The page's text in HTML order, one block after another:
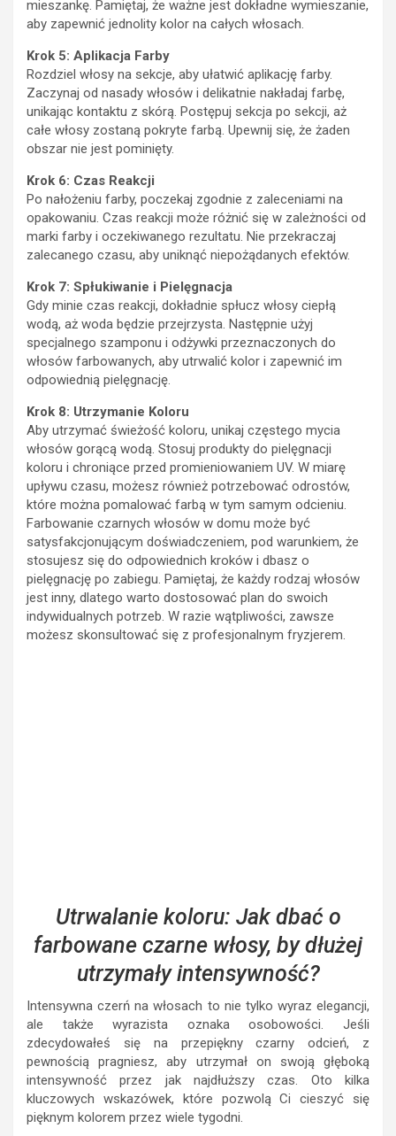
mieszankę. Pamiętaj, że ważne jest dokładne wymieszanie,
aby zapewnić jednolity kolor na całych włosach.
Krok 5: Aplikacja Farby
Rozdziel włosy na sekcje, aby ułatwić aplikację farby.
Zaczynaj od nasady włosów i delikatnie nakładaj farbę,
unikając kontaktu z skórą. Postępuj sekcja po sekcji, aż
całe włosy zostaną pokryte farbą. Upewnij się, że żaden
obszar nie jest pominięty.
Krok 6: Czas Reakcji
Po nałożeniu farby, poczekaj zgodnie z zaleceniami na
opakowaniu. Czas reakcji może różnić się w zależności od
marki farby i oczekiwanego rezultatu. Nie przekraczaj
zalecanego czasu, aby uniknąć niepożądanych efektów.
Krok 7: Spłukiwanie i Pielęgnacja
Gdy minie czas reakcji, dokładnie spłucz włosy ciepłą
wodą, aż woda będzie przejrzysta. Następnie użyj
specjalnego szamponu i odżywki przeznaczonych do
włosów farbowanych, aby utrwalić kolor i zapewnić im
odpowiednią pielęgnację.
Krok 8: Utrzymanie Koloru
Aby utrzymać świeżość koloru, unikaj częstego mycia
włosów gorącą wodą. Stosuj produkty do pielęgnacji
koloru i chroniące przed promieniowaniem UV. W miarę
upływu czasu, możesz również potrzebować odrostów,
które można pomalować farbą w tym samym odcieniu.
Farbowanie czarnych włosów w domu może być
satysfakcjonującym doświadczeniem, pod warunkiem, że
stosujesz się do odpowiednich kroków i dbasz o
pielęgnację po zabiegu. Pamiętaj, że każdy rodzaj włosów
jest inny, dlatego warto dostosować plan do swoich
indywidualnych potrzeb. W razie wątpliwości, zawsze
możesz skonsultować się z profesjonalnym fryzjerem.
Utrwalanie koloru: Jak dbać o
farbowane czarne włosy, by dłużej
utrzymały intensywność?
Intensywna czerń na włosach to nie tylko wyraz elegancji,
ale także wyrazista oznaka osobowości. Jeśli
zdecydowałeś się na przepiękny czarny odcień, z
pewnością pragniesz, aby utrzymał on swoją głęboką
intensywność przez jak najdłuższy czas. Oto kilka
kluczowych wskazówek, które pozwolą Ci cieszyć się
pięknym kolorem przez wiele tygodni.